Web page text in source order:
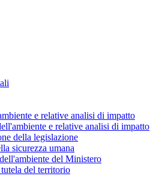
e relative analisi di impatto
e relative analisi di impatto
della legislazione
sicurezza umana
del Ministero
del territorio